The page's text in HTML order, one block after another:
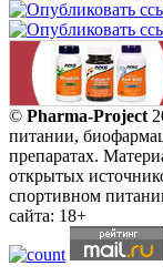
© Pharma-Project
питании,
препаратах.
открытых
спортивном
сайта: 18+